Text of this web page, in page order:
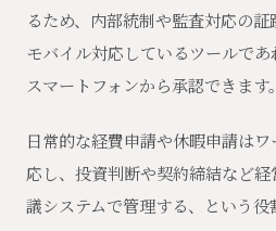
るため、内部統制や監査対応の証
モバイル対応しているツールで
スマートフォンから承認できます。
日常的な経費申請や休暇申請は
応し、投資判断や契約締結など
議システムで管理する、という役